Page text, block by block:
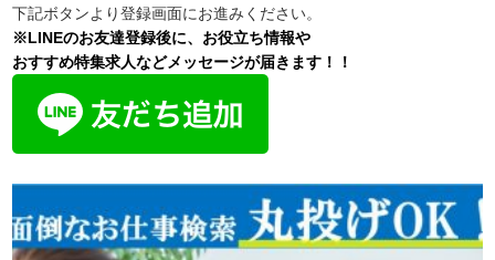
下記ボタンより登録画面にお進みください。
※LINEのお友達登録後に、お役立ち情報や
おすすめ特集求人などメッセージが届きます！！